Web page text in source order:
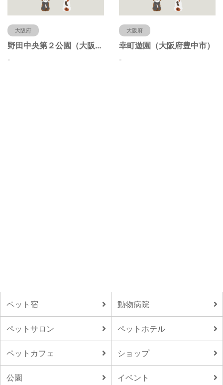
大阪府
野田中央第２公園（大阪府豊中市）
-
大阪府
幸町遊園（大阪府豊中市）
-
ペット宿 動物病院
ペットサロン ペットホテル
ペットカフェ ショップ
公園 イベント